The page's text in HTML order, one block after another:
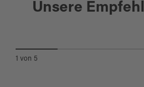
Unsere
SKILANGLAUFGEBIET
1 von 5